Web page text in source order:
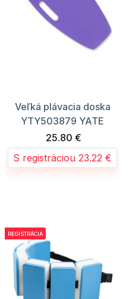
Veľká plávacia doska
YTY503879 YATE
25.80 €
S registráciou 23.22 €
REGISTRÁCIA